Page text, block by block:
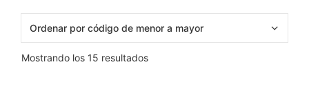
Mostrando los 15 resultados